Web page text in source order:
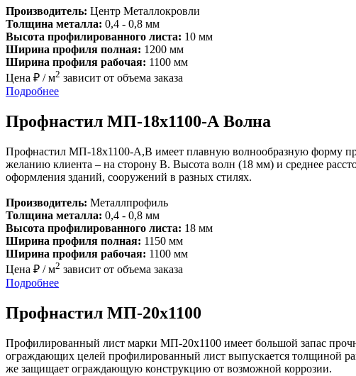
Производитель: Центр Металлокровли
Толщина металла: 0,4 - 0,8 мм
Высота профилированного листа: 10 мм
Ширина профиля полная: 1200 мм
Ширина профиля рабочая: 1100 мм
Цена ₽ / м2 зависит от объема заказа
Подробнее
Профнастил МП-18х1100-А Волна
Профнастил МП-18х1100-А,В имеет плавную волнообразную форму
желанию клиента – на сторону В. Высота волн (18 мм) и среднее
оформления зданий, сооружений в разных стилях.
Производитель: Металлпрофиль
Толщина металла: 0,4 - 0,8 мм
Высота профилированного листа: 18 мм
Ширина профиля полная: 1150 мм
Ширина профиля рабочая: 1100 мм
Цена ₽ / м2 зависит от объема заказа
Подробнее
Профнастил МП-20х1100
Профилированный лист марки МП-20х1100 имеет большой запас
ограждающих целей профилированный лист выпускается толщиной
же защищает ограждающую конструкцию от возможной коррозии.